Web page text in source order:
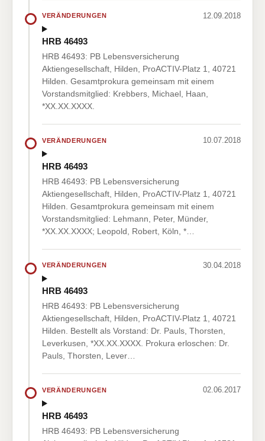
VERÄNDERUNGEN 12.09.2018
HRB 46493
HRB 46493: PB Lebensversicherung
Aktiengesellschaft, Hilden, ProACTIV-Platz 1, 40721
Hilden. Gesamtprokura gemeinsam mit einem
Vorstandsmitglied: Krebbers, Michael, Haan,
*XX.XX.XXXX.
VERÄNDERUNGEN 10.07.2018
HRB 46493
HRB 46493: PB Lebensversicherung
Aktiengesellschaft, Hilden, ProACTIV-Platz 1, 40721
Hilden. Gesamtprokura gemeinsam mit einem
Vorstandsmitglied: Lehmann, Peter, Münder,
*XX.XX.XXXX; Leopold, Robert, Köln, *…
VERÄNDERUNGEN 30.04.2018
HRB 46493
HRB 46493: PB Lebensversicherung
Aktiengesellschaft, Hilden, ProACTIV-Platz 1, 40721
Hilden. Bestellt als Vorstand: Dr. Pauls, Thorsten,
Leverkusen, *XX.XX.XXXX. Prokura erloschen: Dr.
Pauls, Thorsten, Lever…
VERÄNDERUNGEN 02.06.2017
HRB 46493
HRB 46493: PB Lebensversicherung